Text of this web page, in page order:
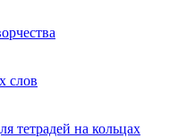
слов
тетрадей на кольцах